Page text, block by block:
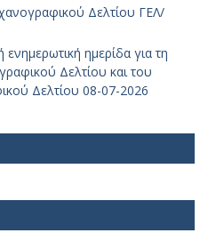
Δελτίου ΓΕΛ/
ημερίδα για τη
Δελτίου και του
Δελτίου 08-07-2026